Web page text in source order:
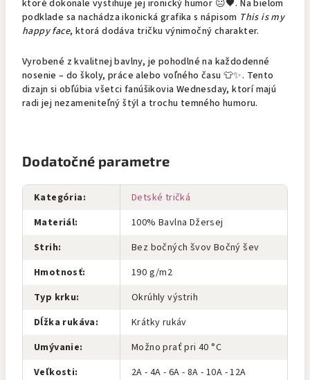
ktoré dokonale vystihuje jej ironický humor 😐🖤. Na bielom
podklade sa nachádza ikonická grafika s nápisom This is my
happy face, ktorá dodáva tričku výnimočný charakter.
Vyrobené z kvalitnej bavlny, je pohodlné na každodenné
nosenie – do školy, práce alebo voľného času 👕✨. Tento
dizajn si obľúbia všetci fanúšikovia Wednesday, ktorí majú
radi jej nezameniteľný štýl a trochu temného humoru.
Dodatočné parametre
Kategória:
Detské tričká
Materiál:
100% Bavlna Džersej
Strih:
Bez bočných švov Bočný šev
Hmotnosť:
190 g/m2
Typ krku:
Okrúhly výstrih
Dĺžka rukáva:
Krátky rukáv
Umývanie:
Možno prať pri 40 °C
Veľkosti: 2A - 4A - 6A - 8A - 10A - 12A